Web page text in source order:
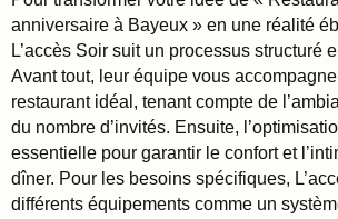
anniversaire à Bayeux » en une réalité
L’accès Soir suit un processus structuré
Avant tout, leur équipe vous
restaurant idéal, tenant compte de
du nombre d’invités. Ensuite,
essentielle pour garantir le confort et
dîner. Pour les besoins spécifiques,
différents équipements comme un